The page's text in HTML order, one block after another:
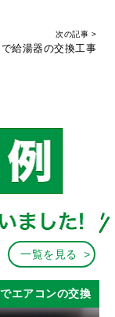
次の記事 >
給湯器の交換工事
一覧を見る
エアコンの交換